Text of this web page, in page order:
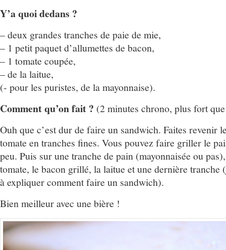
Y’a quoi dedans ?
– deux grandes tranches de paie de mie,
– 1 petit paquet d’allumettes de bacon,
– 1 tomate coupée,
– de la laitue,
(- pour les puristes, de la mayonnaise).
Comment qu’on fait ? (2 minutes chrono, plus fort
Ouh que c’est dur de faire un sandwich. Faites revenir
tomate en tranches fines. Vous pouvez faire griller le
peu. Puis sur une tranche de pain (mayonnaisée ou
tomate, le bacon grillé, la laitue et une dernière tranche
à expliquer comment faire un sandwich).
Bien meilleur avec une bière !